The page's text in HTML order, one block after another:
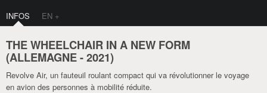
INFOS EN +
THE WHEELCHAIR IN A NEW FORM
(ALLEMAGNE-2021)
Revolve Air, un fauteuil roulant compact qui va révolutionner le voyage
en avion des personnes à mobilité réduite.